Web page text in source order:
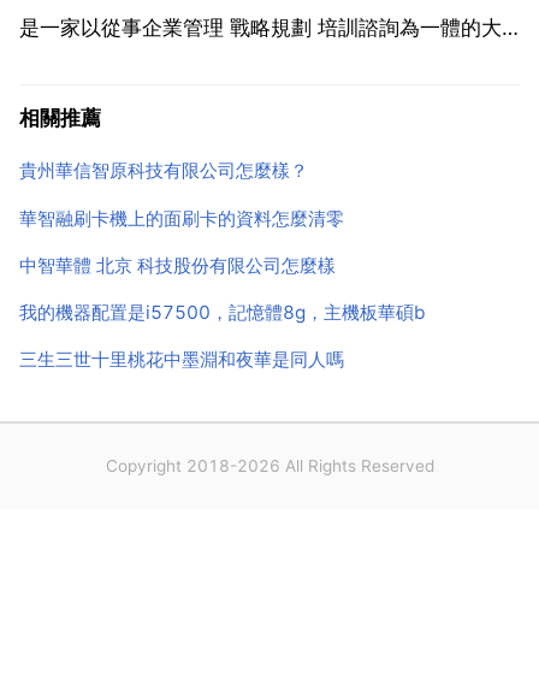
是一家以從事企業管理 戰略規劃 培訓諮詢為一體的大
發展 商業策略 組織成長 個人修煉等方面的卓越文化，
相關推薦
貴州華信智原科技有限公司怎麼樣？
華智融刷卡機上的面刷卡的資料怎麼清零
中智華體 北京 科技股份有限公司怎麼樣
我的機器配置是i57500，記憶體8g，主機板華碩b
三生三世十里桃花中墨淵和夜華是同人嗎
Copyright 2018-2026 All Rights Reserved